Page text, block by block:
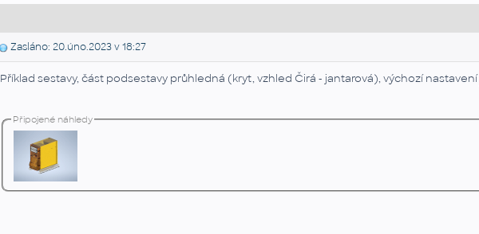
Zasláno: 20.úno.2023 v 18:27
Příklad sestavy, část podsestavy průhledná (kryt, vzhled Čirá - jantarová), výchozí nastavení
Připojené náhledy